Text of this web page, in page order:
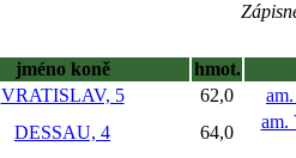
jméno koně
hmot.
VRATISLAV, 5 62,0
DESSAU, 4 64,0
am.